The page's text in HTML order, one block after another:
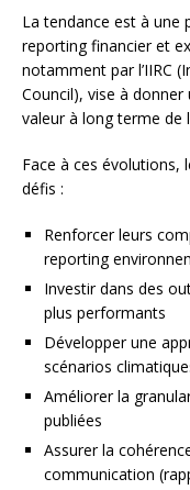
La tendance est à une
reporting financier et
notamment par l’IIRC
Council), vise à
valeur à long terme de
Face à ces évolutions,
défis :
Renforcer leurs
reporting
Investir dans des
plus performants
Développer une
scénarios
Améliorer la
publiées
Assurer la
communication